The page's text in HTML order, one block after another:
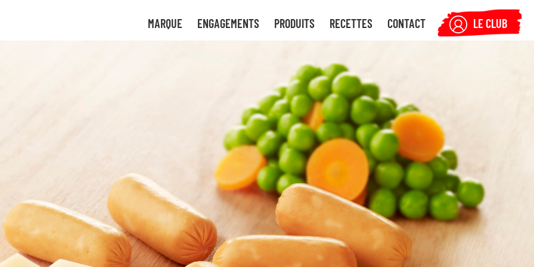
MARQUE ENGAGEMENTS PRODUITS RECETTES CONTACT LE CLUB